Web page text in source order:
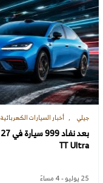
جيلي أخبار السيارات الكهربائية
TT Ultra
25 يوليو - 4 مساءً